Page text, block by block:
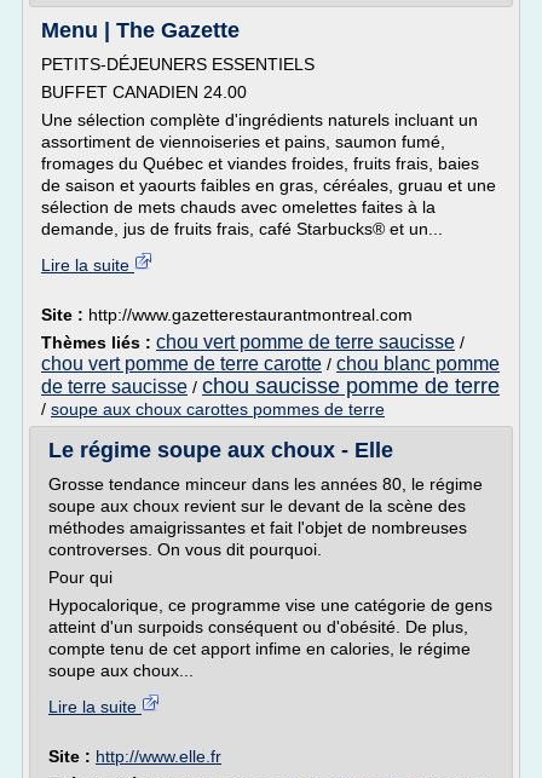
Menu | The Gazette
PETITS-DÉJEUNERS ESSENTIELS
BUFFET CANADIEN 24.00
Une sélection complète d'ingrédients naturels incluant un
assortiment de viennoiseries et pains, saumon fumé,
fromages du Québec et viandes froides, fruits frais, baies
de saison et yaourts faibles en gras, céréales, gruau et une
sélection de mets chauds avec omelettes faites à la
demande, jus de fruits frais, café Starbucks® et un...
Lire la suite
Site : http://www.gazetterestaurantmontreal.com
Thèmes liés : chou vert pomme de terre saucisse /
chou vert pomme de terre carotte / chou blanc pomme
de terre saucisse / chou saucisse pomme de terre
/ soupe aux choux carottes pommes de terre
Le régime soupe aux choux - Elle
Grosse tendance minceur dans les années 80, le régime
soupe aux choux revient sur le devant de la scène des
méthodes amaigrissantes et fait l'objet de nombreuses
controverses. On vous dit pourquoi.
Pour qui
Hypocalorique, ce programme vise une catégorie de gens
atteint d'un surpoids conséquent ou d'obésité. De plus,
compte tenu de cet apport infime en calories, le régime
soupe aux choux...
Lire la suite
Site : http://www.elle.fr